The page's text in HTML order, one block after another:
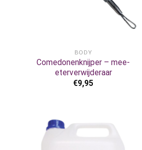
BODY
Comedonenknijper – mee-
eterverwijderaar
€9,95